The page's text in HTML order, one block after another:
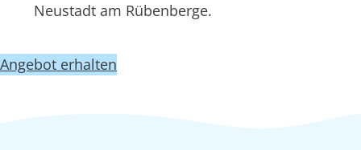
Neustadt am Rübenberge.
Angebot erhalten